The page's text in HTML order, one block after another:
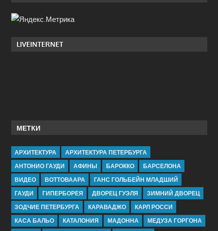
LIVEINTERNET
МЕТКИ
АРХИТЕКТУРА
АРХИТЕКТУРА ПЕТЕРБУРГА
АНТОНИО ГАУДИ
АФИНЫ БАРОККО
БАРСЕЛОНА
ВИДЕО
ВОТТОВААРА
ГАНС ГОЛЬБЕЙН МЛАДШИЙ
ГАУДИ
ГИПЕРБОРЕЯ ДВОРЕЦ ГУЭЛЯ
ЗИМНИЙ ДВОРЕЦ
ЗОДЧИЕ ПЕТЕРБУРГА
КАРАВАДЖО
КАРЛ РОССИ
КАСА БАЛЬО
КАТАЛОНИЯ МАДОННА
МЕДУЗА ГОРГОНА